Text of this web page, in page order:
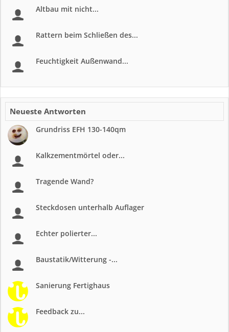
Altbau mit nicht...
Rattern beim Schließen des...
Feuchtigkeit Außenwand...
Neueste Antworten
Grundriss EFH 130-140qm
Kalkzementmörtel oder...
Tragende Wand?
Steckdosen unterhalb Auflager
Echter polierter...
Baustatik/Witterung -...
Sanierung Fertighaus
Feedback zu...